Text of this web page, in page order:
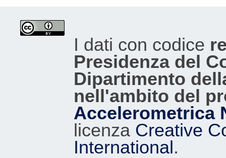
I dati con codice
Presidenza del
Dipartimento
nell'ambito del
Accelerometrica
licenza Creative
International.